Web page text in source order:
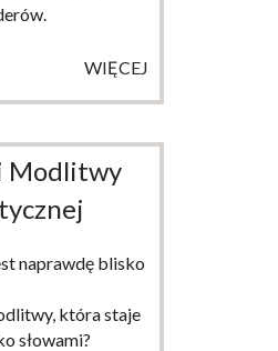
WIĘCEJ
Modlitwy
naprawdę blisko
która staje
słowami?